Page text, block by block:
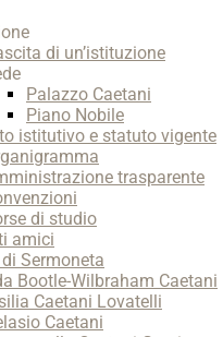
di un’istituzione
Palazzo Caetani
Piano Nobile
istitutivo e statuto vigente
trasparente
di studio
amici
Sermoneta
Bootle-Wilbraham Caetani
Caetani Lovatelli
Caetani